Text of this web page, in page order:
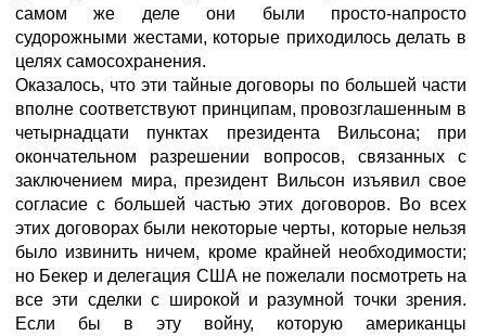
самом же деле они были просто-напросто
судорожными жестами, которые приходилось делать в
целях самосохранения.
Оказалось, что эти тайные договоры по большей части
вполне соответствуют принципам, провозглашенным в
четырнадцати пунктах президента Вильсона; при
окончательном разрешении вопросов, связанных с
заключением мира, президент Вильсон изъявил свое
согласие с большей частью этих договоров. Во всех
этих договорах были некоторые черты, которые нельзя
было извинить ничем, кроме крайней необходимости;
но Бекер и делегация США не пожелали посмотреть на
все эти сделки с широкой и разумной точки зрения.
Если бы в эту войну, которую американцы